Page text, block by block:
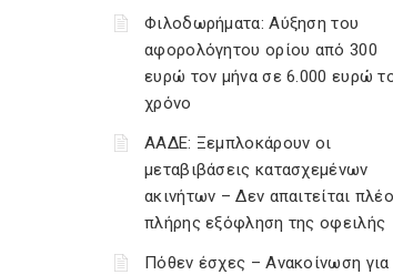
Φιλοδωρήματα: Αύξηση του
αφορολόγητου ορίου από 300
ευρώ τον μήνα σε 6.000 ευρώ
χρόνο
ΑΑΔΕ: Ξεμπλοκάρουν οι
μεταβιβάσεις κατασχεμένων
ακινήτων – Δεν απαιτείται
πλήρης εξόφληση της οφειλής
Πόθεν έσχες – Ανακοίνωση για